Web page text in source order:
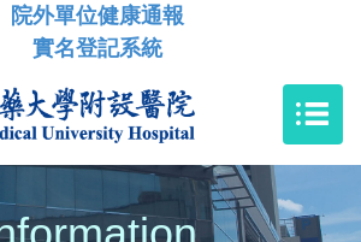
院外單位健康通報
實名登記系統